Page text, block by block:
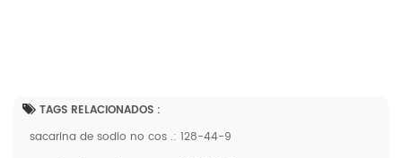
TAGS RELACIONADOS :
sacarina de sodio no cos .: 128-44-9